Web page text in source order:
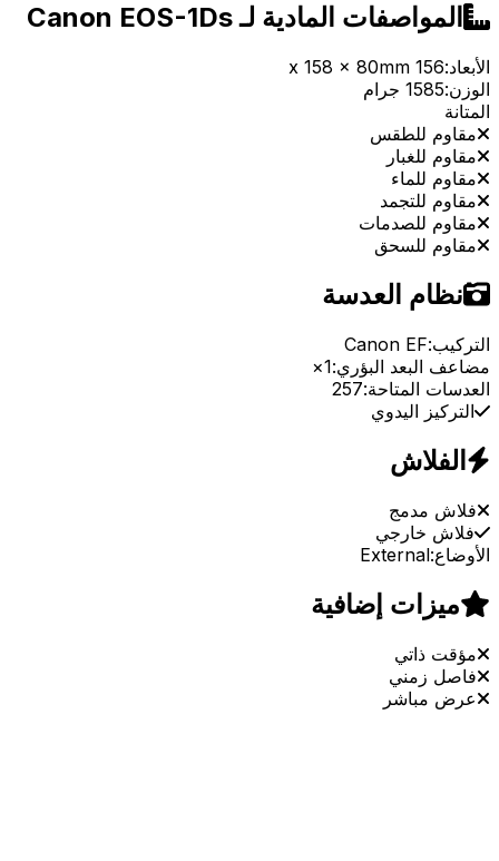
المواصفات المادية لـ Canon EOS-1Ds
الأبعاد:156 x 158 x 80mm
الوزن:1585 جرام
المتانة
مقاوم للطقس
مقاوم للغبار
مقاوم للماء
مقاوم للتجمد
مقاوم للصدمات
مقاوم للسحق
نظام العدسة
التركيب:Canon EF
مضاعف البعد البؤري:1×
العدسات المتاحة:257
التركيز اليدوي
الفلاش
فلاش مدمج
فلاش خارجي
الأوضاع:External
ميزات إضافية
مؤقت ذاتي
فاصل زمني
عرض مباشر